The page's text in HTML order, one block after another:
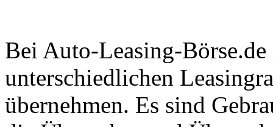
Bei Auto-Leasing-
unterschiedlichen
übernehmen. Es sind